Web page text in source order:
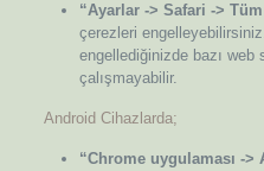
“Ayarlar -> Safari ->
çerezleri
engellediğinizde bazı
çalışmayabilir.
Android Cihazlarda;
“Chrome uygulaması -